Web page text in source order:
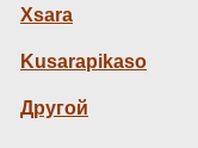
Xsara
Kusarapikaso
Другой